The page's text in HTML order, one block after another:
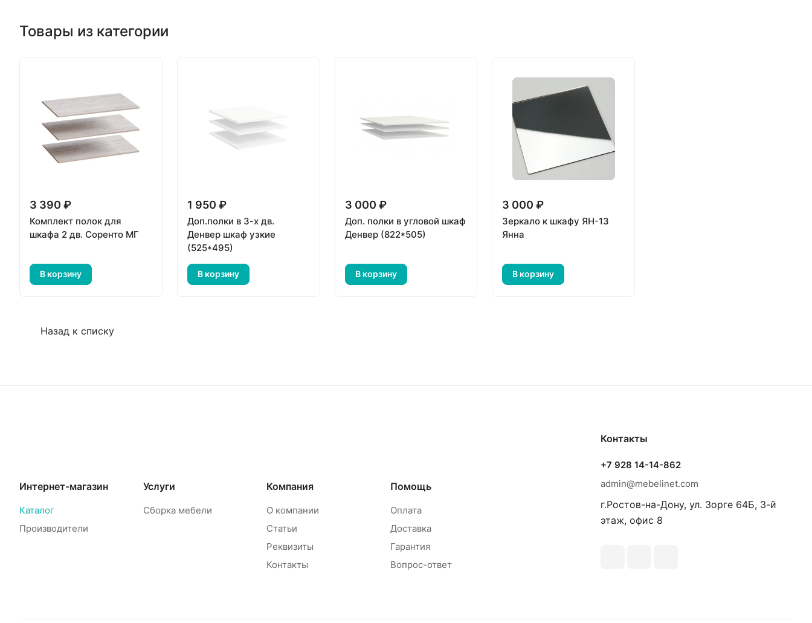
Товары из категории
3 390 ₽
Комплект полок для
шкафа 2 дв. Соренто МГ
В корзину
1 950 ₽
Доп.полки в 3-х дв.
Денвер шкаф узкие
(525*495)
В корзину
3 000 ₽
Доп. полки в угловой шкаф
Денвер (822*505)
В корзину
3 000 ₽
Зеркало к шкафу ЯН-13
Янна
В корзину
Назад к списку
Интернет-магазин
Каталог
Производители
Услуги
Сборка мебели
Компания
О компании
Статьи
Реквизиты
Контакты
Помощь
Оплата
Доставка
Гарантия
Вопрос-ответ
Контакты
+7 928 14-14-862
admin@mebelinet.com
г.Ростов-на-Дону, ул. Зорге 64Б, 3-й
этаж, офис 8